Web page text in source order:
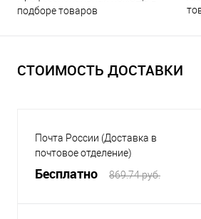
подборе товаров
СТОИМОСТЬ ДОСТАВКИ
Почта России (Доставка в
почтовое отделение)
Бесплатно 869.74 руб.